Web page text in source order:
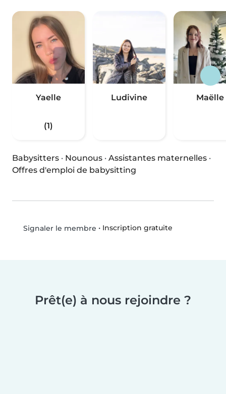
Yaelle
(1)
Ludivine Maëlle
Babysitters · Nounous · Assistantes maternelles ·
Offres d'emploi de babysitting
Signaler le membre • Inscription gratuite
Prêt(e) à nous rejoindre ?